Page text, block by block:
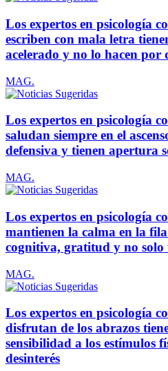
Los expertos en psicología
escriben con mala letra
acelerado y no lo hacen por
MAG.
Los expertos en psicología
saludan siempre en el
defensiva y tienen apertura
MAG.
Los expertos en psicología
mantienen la calma en la
cognitiva, gratitud y no solo
MAG.
Los expertos en psicología
disfrutan de los abrazos
sensibilidad a los estímulos
desinterés